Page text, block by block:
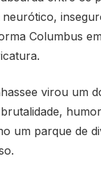
Columbus
virou um
um parque de